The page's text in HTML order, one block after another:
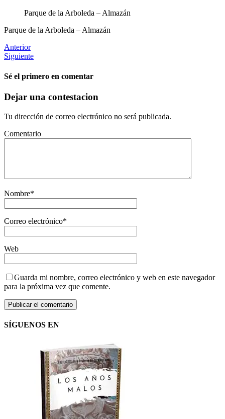
Parque de la Arboleda – Almazán
Parque de la Arboleda – Almazán
Anterior
Siguiente
Sé el primero en comentar
Dejar una contestacion
Tu dirección de correo electrónico no será publicada.
Comentario
Nombre*
Correo electrónico*
Web
Guarda mi nombre, correo electrónico y web en este navegador
para la próxima vez que comente.
SÍGUENOS EN